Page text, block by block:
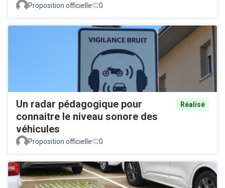
Proposition officielle 0
Un radar pédagogique pour
connaitre le niveau sonore des
véhicules
Réalisé
Proposition officielle 0